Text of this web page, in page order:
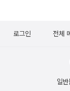
가 반드시 필요하
감정을 터놓고 대
다. 경쟁의 요소가
슬나라에서 억눌
니 까마득하다고
로도 풀 대목이 있
(정부)에 맡길수록
로그인 전체
일